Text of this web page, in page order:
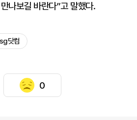
나보길 바란다”고 말했다.
닷컴
0